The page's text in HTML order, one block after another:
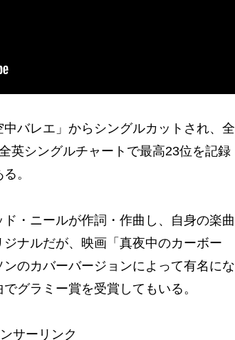
バレエ」からシングルカットされ、全
英シングルチャートで最高23位を記録
。
・ニールが作詞・作曲し、自身の楽曲
ナルだが、映画「真夜中のカーボー
のカバーバージョンによって有名にな
グラミー賞を受賞してもいる。
サーリンク